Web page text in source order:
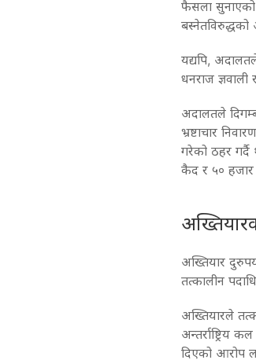
फैसला सुनाएको
बस्नेतविरुद्धको
यद्यपि,
धनराज ज्ञवाली
अदालतले
भ्रष्टाचार
गरेको ठहर गर्दै
कैद र ५० हजार
अख्तियार
तत्कालीन
अख्तियारले
अन्तर्राष्ट्रिय
दिएको आरोप